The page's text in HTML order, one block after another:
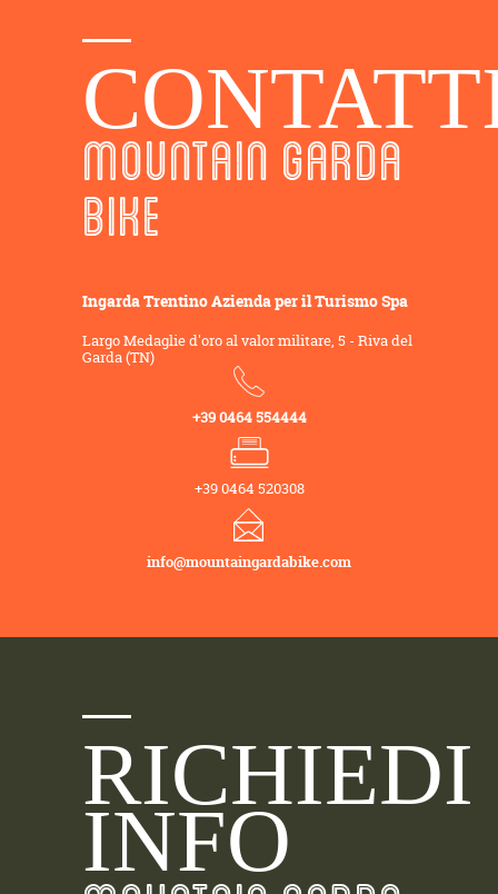
MOUNTAIN GARDA
BIKE
Ingarda Trentino Azienda per il Turismo Spa
Largo Medaglie d'oro al valor militare, 5 - Riva del
Garda (TN)
+39 0464 554444
+39 0464 520308
info@mountaingardabike.com
RICHIEDI
INFO